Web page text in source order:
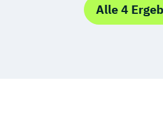
Alle 4